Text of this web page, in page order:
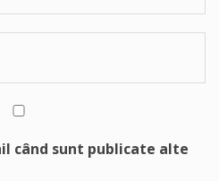
când sunt publicate alte